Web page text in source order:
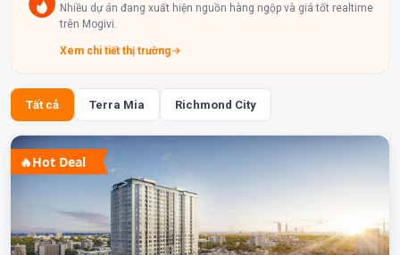
Nhiều dự án đang xuất hiện nguồn hàng ngộp và giá tốt realtime
trên Mogivi.
Xem chi tiết thị trường
Tất cả Terra Mia Richmond City
🔥Hot Deal